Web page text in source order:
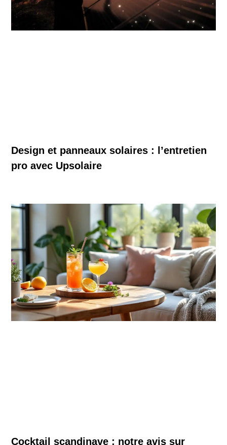
Design et panneaux solaires : l’entretien
pro avec Upsolaire
Cocktail scandinave : notre avis sur